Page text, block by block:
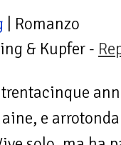
| Romanzo
& Kupfer -
e